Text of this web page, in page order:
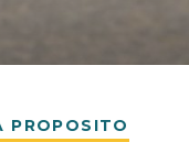
PROPOSITO